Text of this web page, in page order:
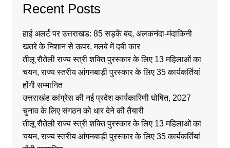
Recent Posts
हाई अलर्ट पर उत्तराखंड: 85 सड़कें बंद, अलकनंदा-मंदाकिनी
खतरे के निशान से ऊपर, मलबे में दबी कार
तीलू रौतेली राज्य स्त्री शक्ति पुरस्कार के लिए 13 महिलाओं का
चयन, राज्य स्तरीय आंगनबाड़ी पुरस्कार के लिए 35 कार्यकर्तियां
होंगी सम्मानित
उत्तराखंड कांग्रेस की नई प्रदेश कार्यकारिणी घोषित, 2027
चुनाव के लिए संगठन को धार देने की तैयारी
तीलू रौतेली राज्य स्त्री शक्ति पुरस्कार के लिए 13 महिलाओं का
चयन, राज्य स्तरीय आंगनबाड़ी पुरस्कार के लिए 35 कार्यकर्तियां